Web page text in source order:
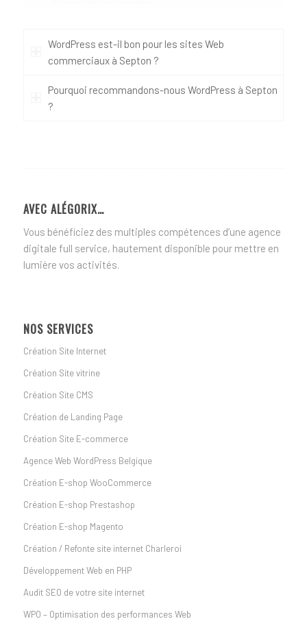
WordPress est-il bon pour les sites Web
commerciaux à Septon ?
Pourquoi recommandons-nous WordPress à Septon
?
AVEC ALÉGORIX…
Vous bénéficiez des multiples compétences d’une agence
digitale full service, hautement disponible pour mettre en
lumière vos activités.
NOS SERVICES
Création Site Internet
Création Site vitrine
Création Site CMS
Création de Landing Page
Création Site E-commerce
Agence Web WordPress Belgique
Création E-shop WooCommerce
Création E-shop Prestashop
Création E-shop Magento
Création / Refonte site internet Charleroi
Développement Web en PHP
Audit SEO de votre site internet
WPO – Optimisation des performances Web